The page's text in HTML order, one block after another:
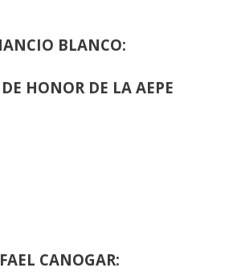
BLANCO:
HONOR DE LA AEPE
CANOGAR: